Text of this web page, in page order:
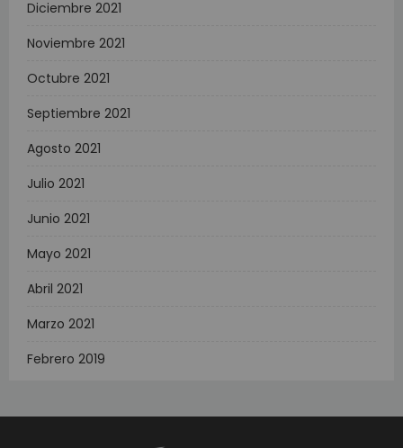
Diciembre 2021
Noviembre 2021
Octubre 2021
Septiembre 2021
Agosto 2021
Julio 2021
Junio 2021
Mayo 2021
Abril 2021
Marzo 2021
Febrero 2019